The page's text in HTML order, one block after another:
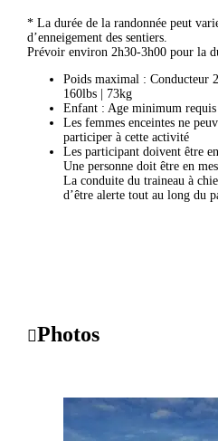
* La durée de la randonnée peut
d’enneigement des sentiers.
Prévoir environ 2h30-3h00 pour la
Poids maximal : Conducteur
160lbs | 73kg
Enfant : Age minimum requis
Les femmes enceintes ne
participer à cette activité
Les participant doivent être
Une personne doit être en
La conduite du traineau à
d’être alerte tout au long du
Photos